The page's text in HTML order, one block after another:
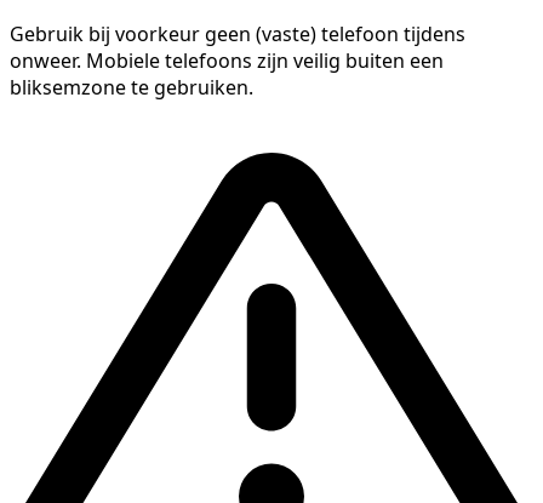
Gebruik bij voorkeur geen (vaste) telefoon tijdens
onweer. Mobiele telefoons zijn veilig buiten een
bliksemzone te gebruiken.